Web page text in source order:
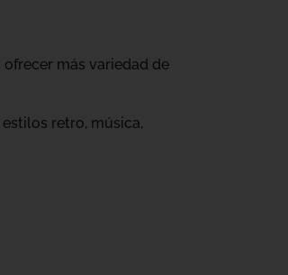
más variedad de
retro, música,